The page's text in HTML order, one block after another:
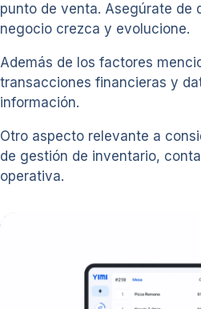
punto de venta. Asegúrate de
negocio crezca y evolucione.
Además de los factores
transacciones financieras y
información.
Otro aspecto relevante a
de gestión de inventario,
operativa.